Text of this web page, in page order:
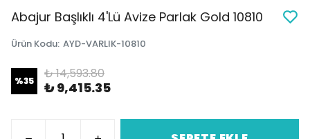
Abajur Başlıklı 4'Lü Avize Parlak Gold 10810
Ürün Kodu: AYD-VARLIK-10810
%35 ₺ 14,593.80
₺ 9,415.35